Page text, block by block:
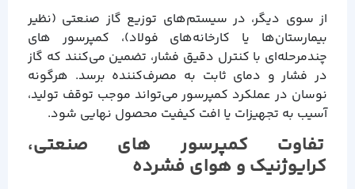
از سوی دیگر، در سیستم‌های توزیع گاز صنعتی (نظیر
بیمارستان‌ها یا کارخانه‌های فولاد)، کمپرسور های
چندمرحله‌ای با کنترل دقیق فشار، تضمین می‌کنند که گاز
در فشار و دمای ثابت به مصرف‌کننده برسد. هرگونه
نوسان در عملکرد کمپرسور می‌تواند موجب توقف تولید،
آسیب به تجهیزات یا افت کیفیت محصول نهایی شود.
تفاوت کمپرسور های صنعتی،
کرایوژنیک و هوای فشرده